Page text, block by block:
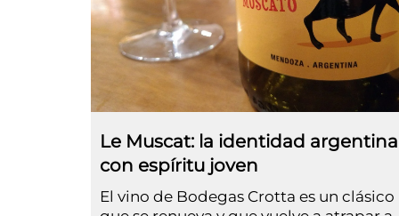
Le Muscat: la identidad argentina
con espíritu joven
El vino de Bodegas Crotta es un clásico